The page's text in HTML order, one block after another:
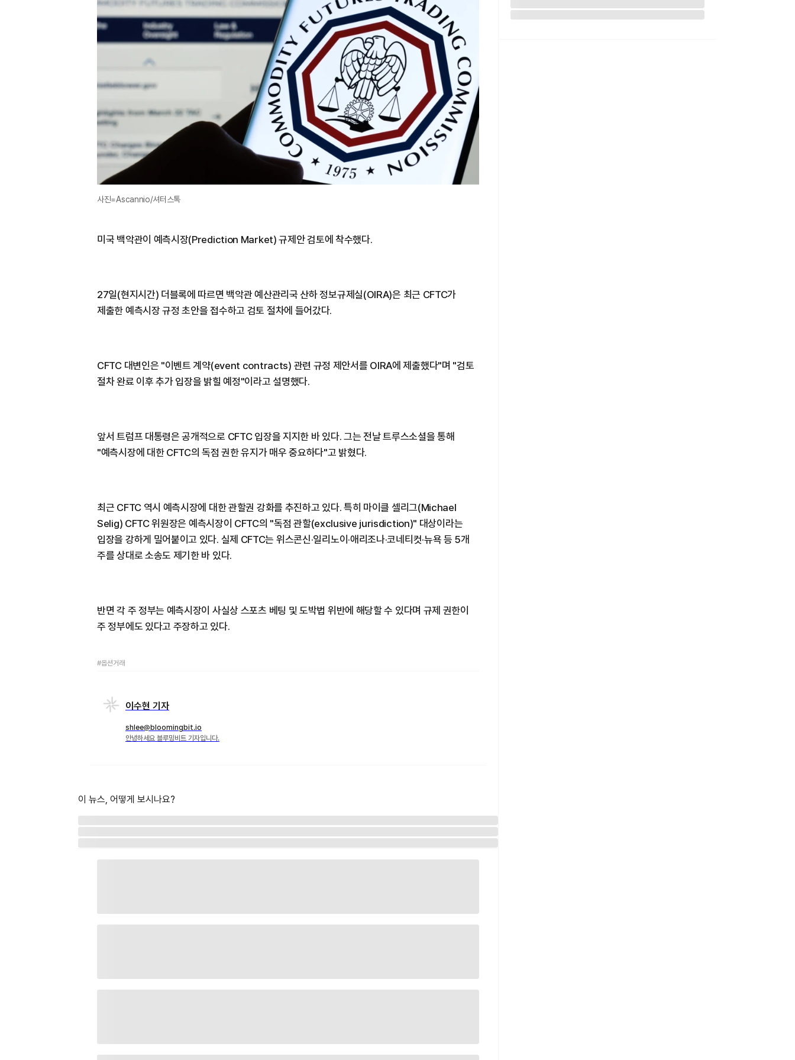
사진=Ascannio/셔터스톡
미국 백악관이 예측시장(Prediction Market) 규제안 검토에 착수했다.
27일(현지시간) 더블록에 따르면 백악관 예산관리국 산하 정보규제실(OIRA)은 최근 CFTC가
제출한 예측시장 규정 초안을 접수하고 검토 절차에 들어갔다.
CFTC 대변인은 "이벤트 계약(event contracts) 관련 규정 제안서를 OIRA에 제출했다"며 "검토
절차 완료 이후 추가 입장을 밝힐 예정"이라고 설명했다.
앞서 트럼프 대통령은 공개적으로 CFTC 입장을 지지한 바 있다. 그는 전날 트루스소셜을 통해
"예측시장에 대한 CFTC의 독점 권한 유지가 매우 중요하다"고 밝혔다.
최근 CFTC 역시 예측시장에 대한 관할권 강화를 추진하고 있다. 특히 마이클 셀리그(Michael
Selig) CFTC 위원장은 예측시장이 CFTC의 "독점 관할(exclusive jurisdiction)" 대상이라는
입장을 강하게 밀어붙이고 있다. 실제 CFTC는 위스콘신·일리노이·애리조나·코네티컷·뉴욕 등 5개
주를 상대로 소송도 제기한 바 있다.
반면 각 주 정부는 예측시장이 사실상 스포츠 베팅 및 도박법 위반에 해당할 수 있다며 규제 권한이
주 정부에도 있다고 주장하고 있다.
#옵션거래
이수현 기자
shlee@bloomingbit.io
안녕하세요 블루밍비트 기자입니다.
이 뉴스, 어떻게 보시나요?